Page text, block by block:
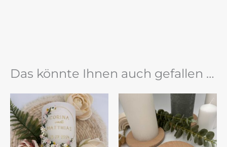
Das könnte Ihnen auch gefallen …